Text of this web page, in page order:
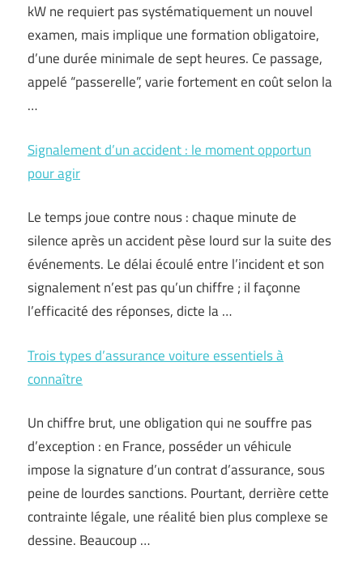
kW ne requiert pas systématiquement un nouvel
examen, mais implique une formation obligatoire,
d’une durée minimale de sept heures. Ce passage,
appelé “passerelle”, varie fortement en coût selon la
…
Signalement d’un accident : le moment opportun
pour agir
Le temps joue contre nous : chaque minute de
silence après un accident pèse lourd sur la suite des
événements. Le délai écoulé entre l’incident et son
signalement n’est pas qu’un chiffre ; il façonne
l’efficacité des réponses, dicte la …
Trois types d’assurance voiture essentiels à
connaître
Un chiffre brut, une obligation qui ne souffre pas
d’exception : en France, posséder un véhicule
impose la signature d’un contrat d’assurance, sous
peine de lourdes sanctions. Pourtant, derrière cette
contrainte légale, une réalité bien plus complexe se
dessine. Beaucoup …